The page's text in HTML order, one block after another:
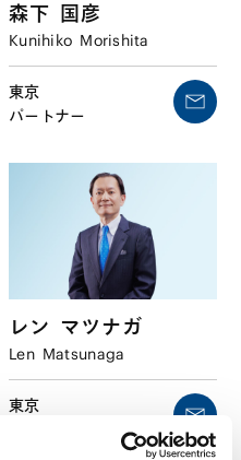
森下 国彦
Kunihiko Morishita
東京
パートナー
レン マツナガ
Len Matsunaga
東京